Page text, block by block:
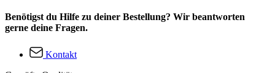
Benötigst du Hilfe zu deiner Bestellung? Wir beantworten
gerne deine Fragen.
Kontakt